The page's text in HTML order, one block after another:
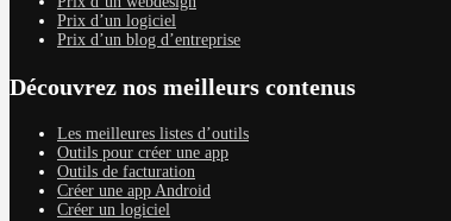
Prix d’un logiciel
Prix d’un blog d’entreprise
Découvrez nos meilleurs contenus
Les meilleures listes d’outils
Outils pour créer une app
Outils de facturation
Créer une app Android
Créer un logiciel